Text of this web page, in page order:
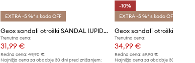
EXTRA -5 %* s kodo OFF
Geox sandali otroški SANDAL IUPIDOO
Trenutna cena:
31,99 €
Redna cena:49,90 €
Najnižja cena za obdobje 30 dni pred znižanjem:
-10%
EXTRA -5 %* s kodo OFF
Geox sandali otroški
Trenutna cena:
34,99 €
Redna cena: 59,90 €
Najnižja cena za obdobje 30 dni pred